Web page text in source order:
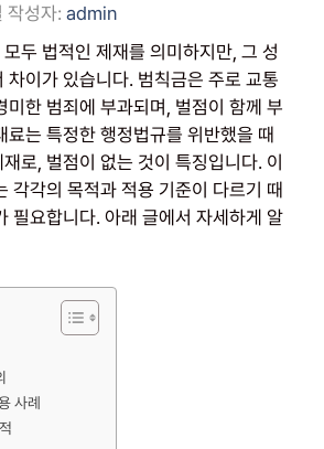
작성자: admin
두 법적인 제재를 의미하지만, 그 성
차이가 있습니다. 범칙금은 주로 교통
미한 범죄에 부과되며, 벌점이 함께 부
료는 특정한 행정법규를 위반했을 때
로, 벌점이 없는 것이 특징입니다. 이
각각의 목적과 적용 기준이 다르기 때
필요합니다. 아래 글에서 자세하게 알
사례